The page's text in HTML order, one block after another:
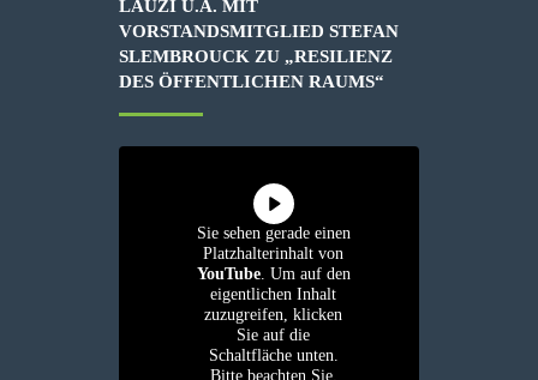
LAUZI U.A. MIT
VORSTANDSMITGLIED STEFAN
SLEMBROUCK ZU „RESILIENZ
DES ÖFFENTLICHEN RAUMS“
Sie sehen gerade einen
Platzhalterinhalt von
YouTube. Um auf den
eigentlichen Inhalt
zuzugreifen, klicken
Sie auf die
Schaltfläche unten.
Bitte beachten Sie,